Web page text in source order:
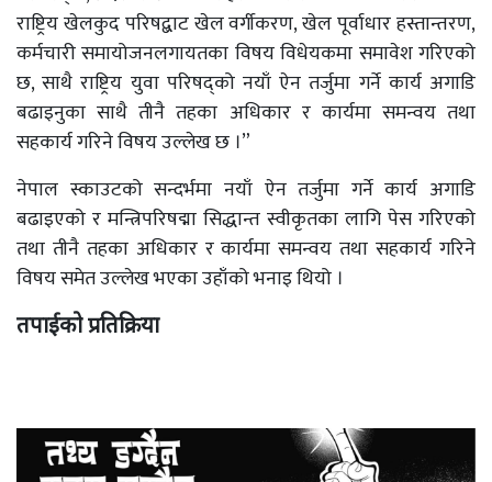
राष्ट्रिय खेलकुद परिषद्बाट खेल वर्गीकरण, खेल पूर्वाधार हस्तान्तरण,
कर्मचारी समायोजनलगायतका विषय विधेयकमा समावेश गरिएको
छ, साथै राष्ट्रिय युवा परिषद्को नयाँ ऐन तर्जुमा गर्ने कार्य अगाडि
बढाइनुका साथै तीनै तहका अधिकार र कार्यमा समन्वय तथा
सहकार्य गरिने विषय उल्लेख छ ।”
नेपाल स्काउटको सन्दर्भमा नयाँ ऐन तर्जुमा गर्ने कार्य अगाडि
बढाइएको र मन्त्रिपरिषद्मा सिद्धान्त स्वीकृतका लागि पेस गरिएको
तथा तीनै तहका अधिकार र कार्यमा समन्वय तथा सहकार्य गरिने
विषय समेत उल्लेख भएका उहाँको भनाइ थियो ।
तपाईको प्रतिक्रिया